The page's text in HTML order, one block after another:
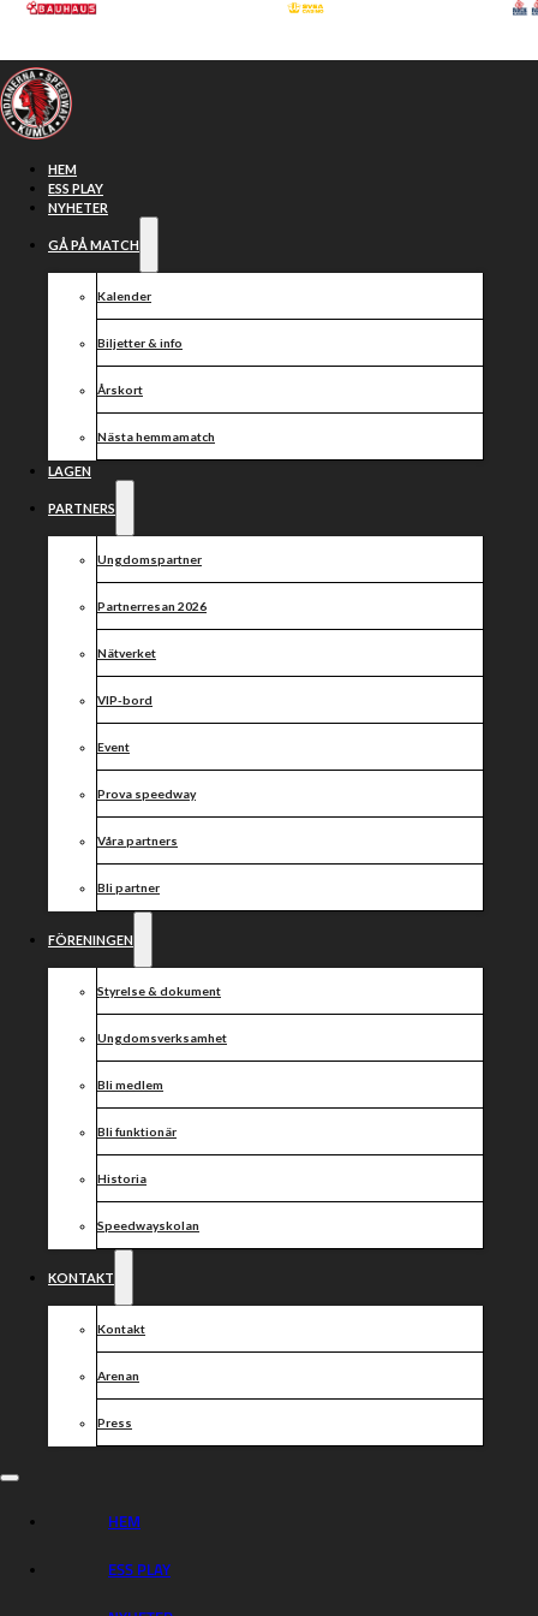
Hoppa till huvudinnehåll
HEM
ESS PLAY
NYHETER
GÅ PÅ MATCH
Kalender
Biljetter & info
Årskort
Nästa hemmamatch
LAGEN
PARTNERS
Ungdomspartner
Partnerresan 2026
Nätverket
VIP-bord
Event
Prova speedway
Våra partners
Bli partner
FÖRENINGEN
Styrelse & dokument
Ungdomsverksamhet
Bli medlem
Bli funktionär
Historia
Speedwayskolan
KONTAKT
Kontakt
Arenan
Press
HEM
ESS PLAY
Årsfest 23
november!